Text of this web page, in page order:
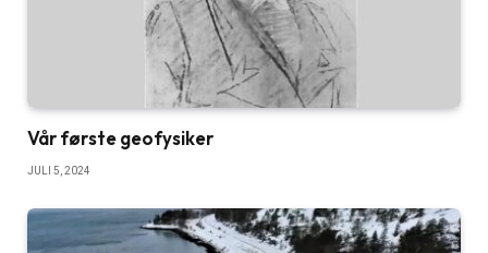
Vår første geofysiker
JULI 5, 2024